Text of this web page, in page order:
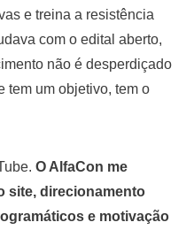
e treina a resistência
com o edital aberto,
não é desperdiçado
tem um objetivo, tem o
O AlfaCon me
site, direcionamento
e motivação